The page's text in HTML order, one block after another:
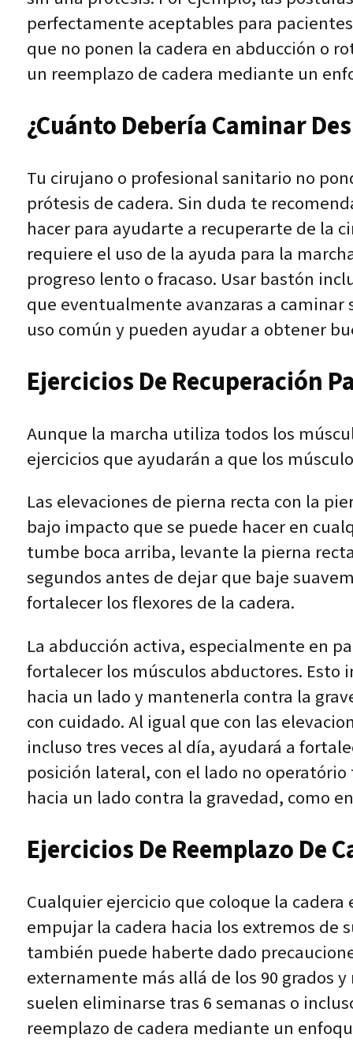
perfectamente aceptables para
que no ponen la cadera en abducción o
un reemplazo de cadera mediante un
¿Cuánto Debería Caminar
Tu cirujano o profesional sanitario no
prótesis de cadera. Sin duda te
hacer para ayudarte a recuperarte de la
requiere el uso de la ayuda para la
progreso lento o fracaso. Usar bastón
que eventualmente avanzaras a
uso común y pueden ayudar a obtener
Ejercicios De Recuperación
Aunque la marcha utiliza todos los
ejercicios que ayudarán a que los
Las elevaciones de pierna recta con la
bajo impacto que se puede hacer en
tumbe boca arriba, levante la pierna
segundos antes de dejar que baje
fortalecer los flexores de la cadera.
La abducción activa, especialmente en
fortalecer los músculos abductores.
hacia un lado y mantenerla contra la
con cuidado. Al igual que con las
incluso tres veces al día, ayudará a
posición lateral, con el lado no
hacia un lado contra la gravedad, como
Ejercicios De Reemplazo De
Cualquier ejercicio que coloque la
empujar la cadera hacia los extremos
también puede haberte dado
externamente más allá de los 90 grados
suelen eliminarse tras 6 semanas o
reemplazo de cadera mediante un